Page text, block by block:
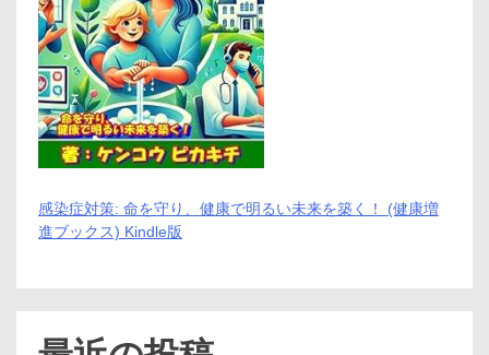
感染症対策: 命を守り、健康で明るい未来を築く！ (健康増
進ブックス) Kindle版